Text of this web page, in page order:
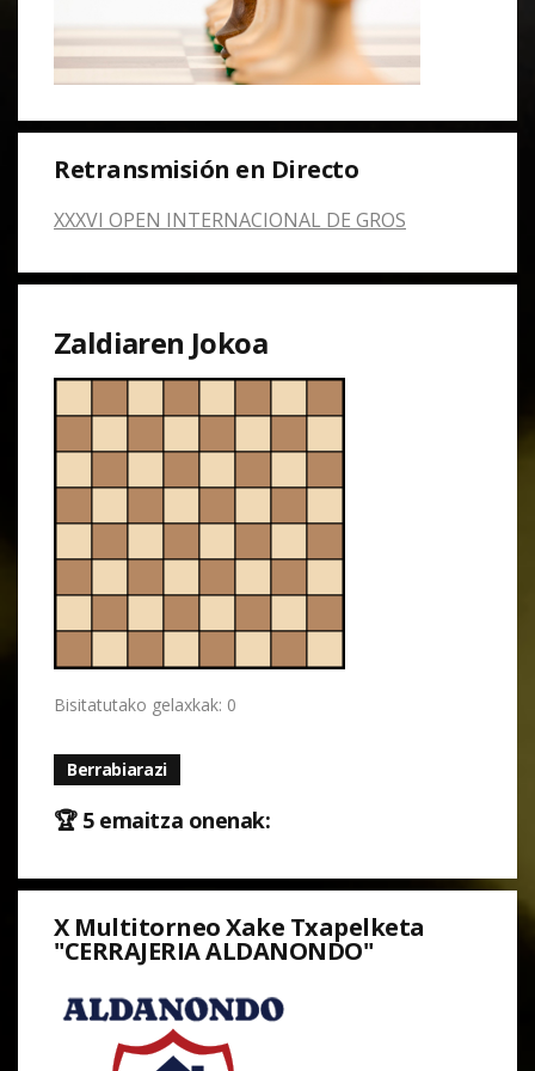
Retransmisión en Directo
XXXVI OPEN INTERNACIONAL DE GROS
Zaldiaren Jokoa
Bisitatutako gelaxkak: 0
Berrabiarazi
🏆 5 emaitza onenak:
X Multitorneo Xake Txapelketa
"CERRAJERIA ALDANONDO"